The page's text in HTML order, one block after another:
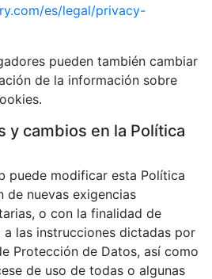
es/legal/privacy-
pueden también cambiar
de la información sobre
y cambios en la Política
puede modificar esta Política
de nuevas exigencias
o con la finalidad de
las instrucciones dictadas por
Protección de Datos, así como
de uso de todas o algunas